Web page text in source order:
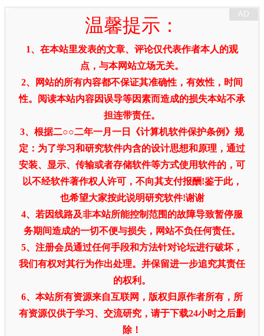
温馨提示：
1、在本站里发表的文章、评论仅代表作者本人的观
点，与本网站立场无关。
2、网站的所有内容都不保证其准确性，有效性，时间
性。阅读本站内容因误导等因素而造成的损失本站不承
担连带责任。
3、根据二○○二年一月一日《计算机软件保护条例》规
定：为了学习和研究软件内含的设计思想和原理，通过
安装、显示、传输或者存储软件等方式使用软件的，可
以不经软件著作权人许可，不向其支付报酬!鉴于此，
也希望大家按此说明研究软件!谢谢
4、若因线路及非本站所能控制范围的故障导致暂停服
务期间造成的一切不便与损失，网站不负任何责任。
5、注册会员通过任何手段和方法针对论坛进行破坏，
我们有权对其行为作出处理。并保留进一步追究其责任
的权利。
6、本站所有资源来自互联网，版权归原作者所有，所
有资源仅供于学习、交流研究，请于下载24小时之后删
除！